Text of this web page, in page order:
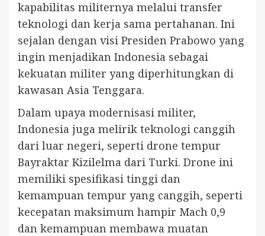
kapabilitas militernya melalui transfer
teknologi dan kerja sama pertahanan. Ini
sejalan dengan visi Presiden Prabowo yang
ingin menjadikan Indonesia sebagai
kekuatan militer yang diperhitungkan di
kawasan Asia Tenggara.
Dalam upaya modernisasi militer,
Indonesia juga melirik teknologi canggih
dari luar negeri, seperti drone tempur
Bayraktar Kizilelma dari Turki. Drone ini
memiliki spesifikasi tinggi dan
kemampuan tempur yang canggih, seperti
kecepatan maksimum hampir Mach 0,9
dan kemampuan membawa muatan